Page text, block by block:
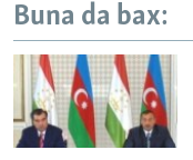
Buna da bax: